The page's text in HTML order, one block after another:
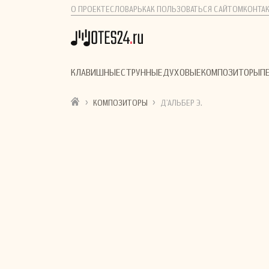
О ПРОЕКТЕСЛОВАРЬ КАК ПОЛЬЗОВАТЬСЯ САЙТОМ
КЛАВИШНЫЕСТРУННЫЕДУХОВЫЕКОМПОЗИТОРЫ
› КОМПОЗИТОРЫ › Д'АЛЬБЕР Э.